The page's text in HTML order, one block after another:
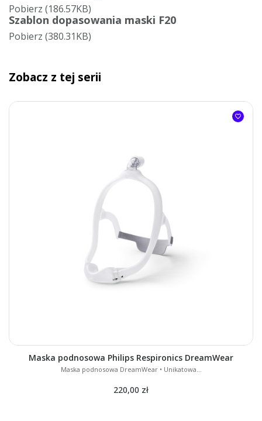
Pobierz (186.57KB)
Szablon dopasowania maski F20
Pobierz (380.31KB)
Zobacz z tej serii
favorite_border
Maska podnosowa Philips Respironics DreamWear
Maska podnosowa DreamWear • Unikatowa...
220,00 zł